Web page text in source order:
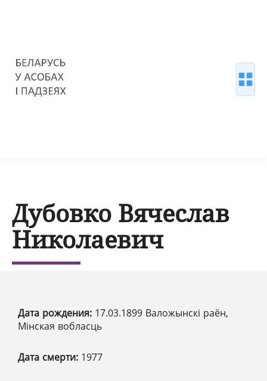
Дубовко Вячеслав
Николаевич
Дата рождения: 17.03.1899 Валожынскі раён,
Мінская вобласць
Дата смерти: 1977